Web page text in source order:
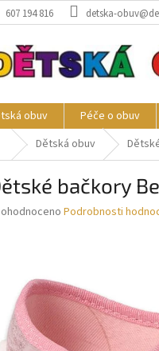
607 194 816 detska-
obuv Péče o obuv
Domů Dětská obuv
bačkory
Podrobnosti